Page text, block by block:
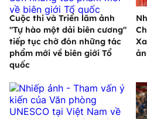
Cuộc thi và Triển lãm ảnh
"Tự hào một dải biên cương"
tiếp tục chờ đón những tác
phẩm mới về biên giới Tổ
quốc